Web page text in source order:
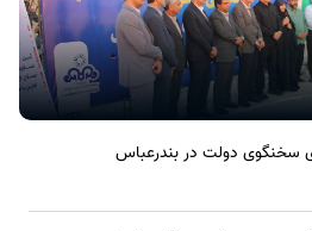
دولت در بندرعباس